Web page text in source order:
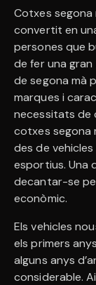
Cotxes segona
convertit en
persones que
de fer una
de segona mà
marques i
necessitats de
cotxes segona
des de
esportius. Una
decantar-se
econòmic.
Els vehicles
els primers
alguns anys
considerable.